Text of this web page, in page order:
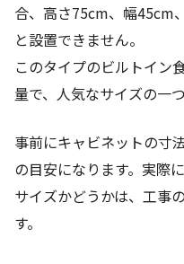
合、高さ75cm、幅45cm
と設置できません。
このタイプのビルトイン
量で、人気なサイズの一つ
事前にキャビネットの寸
の目安になります。実際
サイズかどうかは、工事
す。